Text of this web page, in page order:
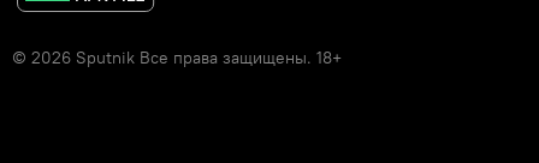
© 2026 Sputnik Все права защищены. 18+